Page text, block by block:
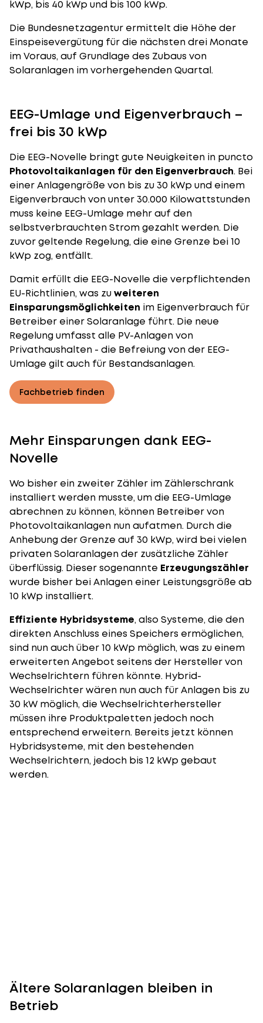
kWp, bis 40 kWp und bis 100 kWp.
Die Bundesnetzagentur ermittelt die Höhe der
Einspeisevergütung für die nächsten drei Monate
im Voraus, auf Grundlage des Zubaus von
Solaranlagen im vorhergehenden Quartal.
EEG-Umlage und Eigenverbrauch –
frei bis 30 kWp
Die EEG-Novelle bringt gute Neuigkeiten in puncto
Photovoltaikanlagen für den Eigenverbrauch. Bei
einer Anlagengröße von bis zu 30 kWp und einem
Eigenverbrauch von unter 30.000 Kilowattstunden
muss keine EEG-Umlage mehr auf den
selbstverbrauchten Strom gezahlt werden. Die
zuvor geltende Regelung, die eine Grenze bei 10
kWp zog, entfällt.
Damit erfüllt die EEG-Novelle die verpflichtenden
EU-Richtlinien, was zuweiteren
Einsparungsmöglichkeiten im Eigenverbrauch für
Betreiber einer Solaranlage führt. Die neue
Regelung umfasst alle PV-Anlagen von
Privathaushalten - die Befreiung von der EEG-
Umlage gilt auch für Bestandsanlagen.
Fachbetrieb finden
Mehr Einsparungen dank EEG-
Novelle
Wo bisher ein zweiter Zähler im Zählerschrank
installiert werden musste, um die EEG-Umlage
abrechnen zu können, können Betreiber von
Photovoltaikanlagen nun aufatmen. Durch die
Anhebung der Grenze auf 30 kWp, wird bei vielen
privaten Solaranlagen der zusätzliche Zähler
überflüssig. Dieser sogenannte Erzeugungszähler
wurde bisher bei Anlagen einer Leistungsgröße ab
10 kWp installiert.
Effiziente Hybridsysteme, also Systeme, die den
direkten Anschluss eines Speichers ermöglichen,
sind nun auch über 10 kWp möglich, was zu einem
erweiterten Angebot seitens der Hersteller von
Wechselrichtern führen könnte. Hybrid-
Wechselrichter wären nun auch für Anlagen bis zu
30 kW möglich, die Wechselrichterhersteller
müssen ihre Produktpaletten jedoch noch
entsprechend erweitern. Bereits jetzt können
Hybridsysteme, mit den bestehenden
Wechselrichtern, jedoch bis 12 kWp gebaut
werden.
Ältere Solaranlagen bleiben in
Betrieb